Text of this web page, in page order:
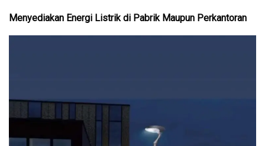
Menyediakan Energi Listrik di Pabrik Maupun Perkantoran